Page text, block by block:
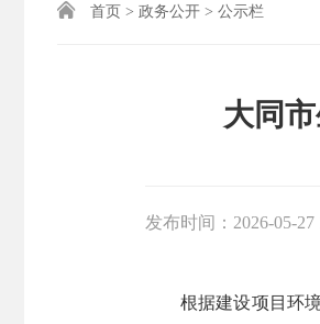
 首页 > 政务公开 > 公示栏
大同
发布时间： 2026-05-27
根据建设项目环